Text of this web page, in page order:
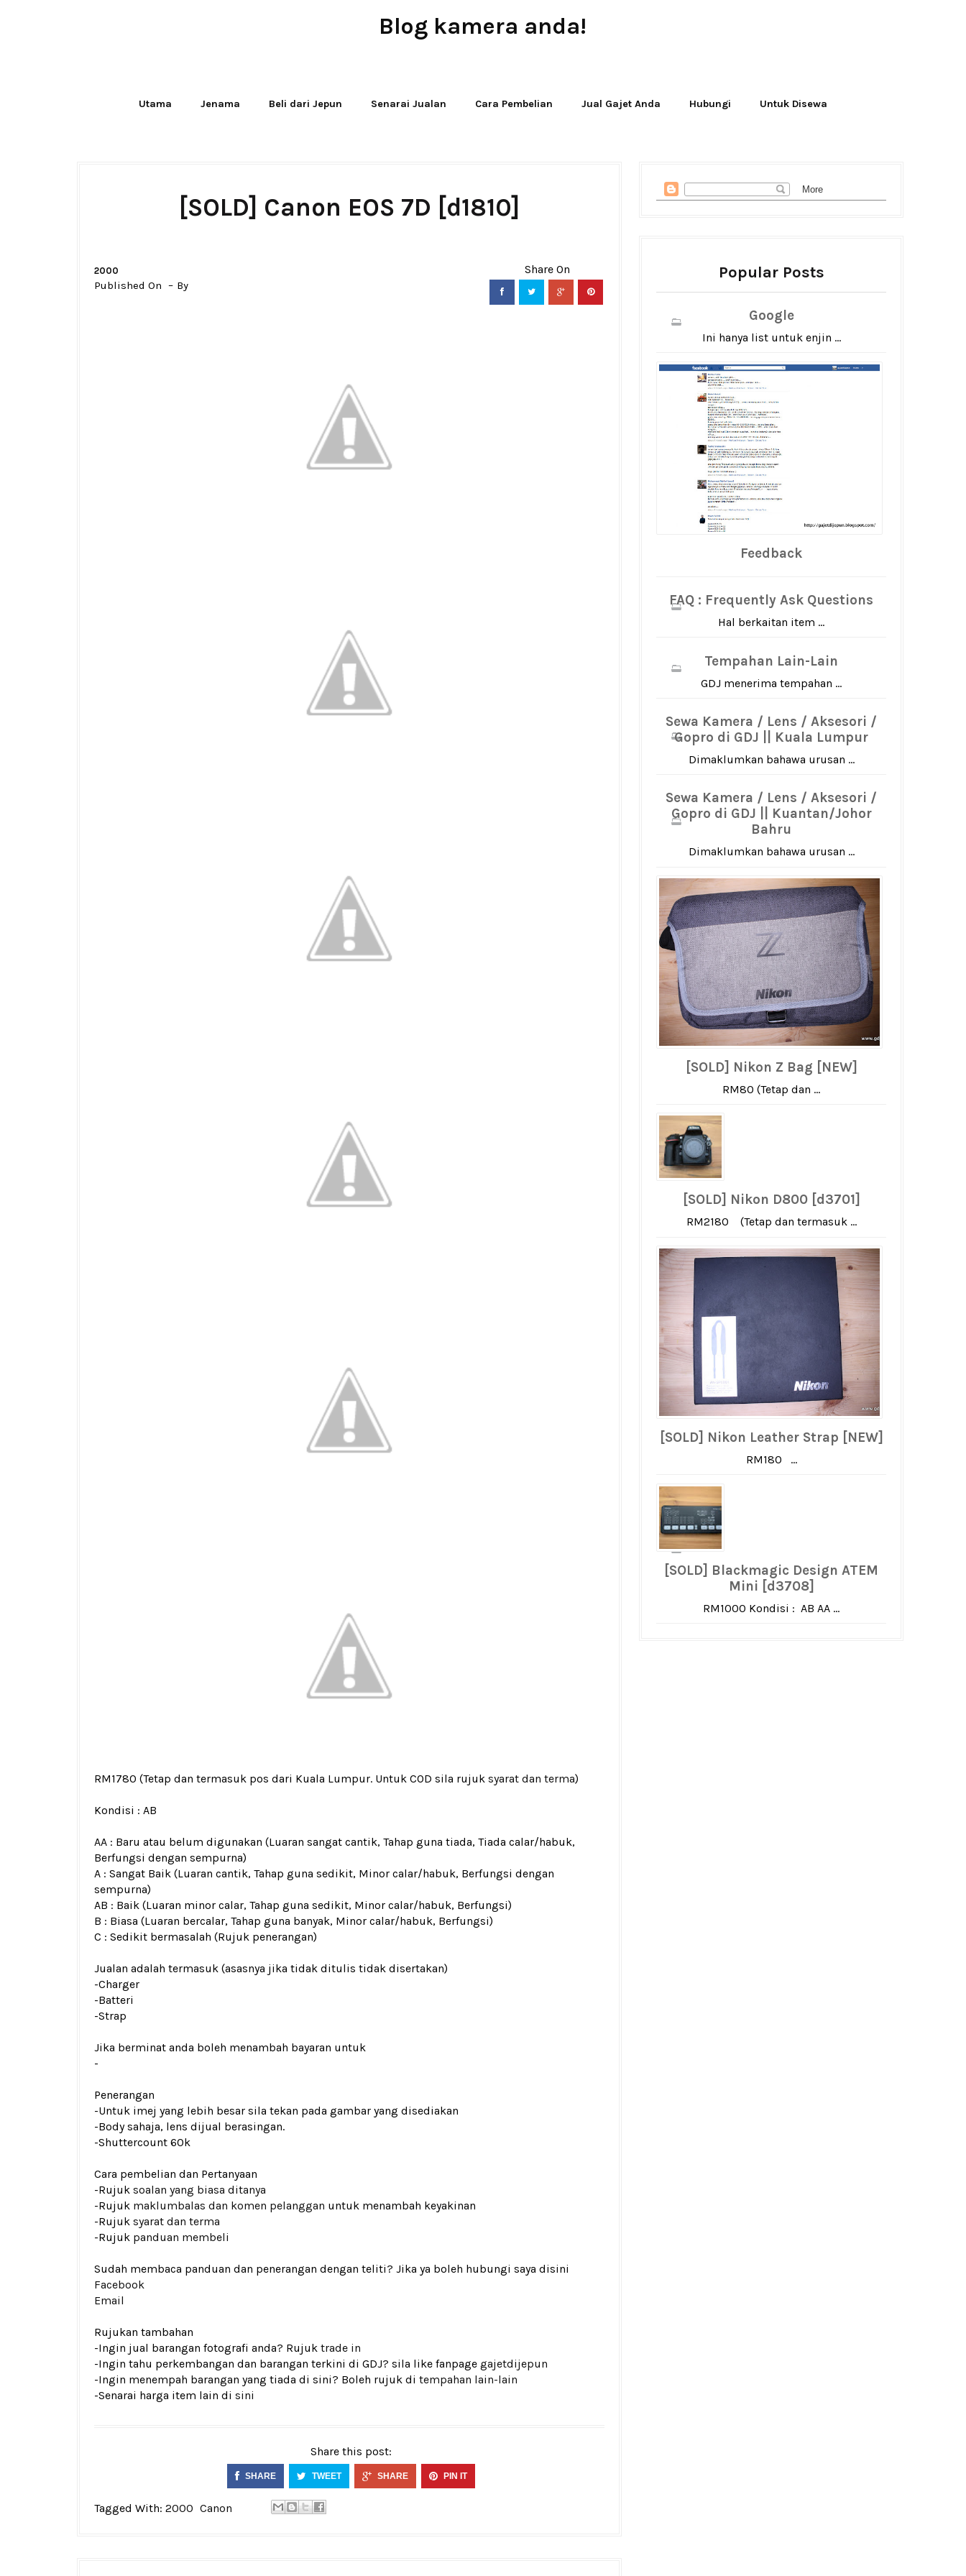
Blog kamera anda!
Utama Jenama Beli dari Jepun Senarai Jualan Cara Pembelian Jual Gajet Anda Hubungi Untuk Disewa
[SOLD] Canon EOS 7D [d1810]
2000
Published On By
RM1780 (Tetap dan termasuk pos dari Kuala Lumpur. Untuk COD sila rujuk syarat dan terma)
Kondisi : AB
AA : Baru atau belum digunakan (Luaran sangat cantik, Tahap guna tiada, Tiada calar/habuk,
Berfungsi dengan sempurna)
A : Sangat Baik (Luaran cantik, Tahap guna sedikit, Minor calar/habuk, Berfungsi dengan
sempurna)
AB : Baik (Luaran minor calar, Tahap guna sedikit, Minor calar/habuk, Berfungsi)
B : Biasa (Luaran bercalar, Tahap guna banyak, Minor calar/habuk, Berfungsi)
C : Sedikit bermasalah (Rujuk penerangan)
Jualan adalah termasuk (asasnya jika tidak ditulis tidak disertakan)
-Charger
-Batteri
-Strap
Jika berminat anda boleh menambah bayaran untuk
-
Penerangan
-Untuk imej yang lebih besar sila tekan pada gambar yang disediakan
-Body sahaja, lens dijual berasingan.
-Shuttercount 60k
Cara pembelian dan Pertanyaan
-Rujuk soalan yang biasa ditanya
-Rujuk maklumbalas dan komen pelanggan untuk menambah keyakinan
-Rujuk syarat dan terma
-Rujuk panduan membeli
Sudah membaca panduan dan penerangan dengan teliti? Jika ya boleh hubungi saya disini
Facebook
Email
Rujukan tambahan
-Ingin jual barangan fotografi anda? Rujuk trade in
-Ingin tahu perkembangan dan barangan terkini di GDJ? sila like fanpage gajetdijepun
-Ingin menempah barangan yang tiada di sini? Boleh rujuk di tempahan lain-lain
-Senarai harga item lain di sini
Share this post:
SHARE TWEET SHARE PIN IT
Tagged With: 2000 Canon
Popular Posts
Google
Ini hanya list untuk enjin ...
Feedback
FAQ : Frequently Ask Questions
Hal berkaitan item ...
Tempahan Lain-Lain
GDJ menerima tempahan ...
Sewa Kamera / Lens / Aksesori /
Gopro di GDJ || Kuala Lumpur
Dimaklumkan bahawa urusan ...
Sewa Kamera / Lens / Aksesori /
Gopro di GDJ || Kuantan/Johor
Bahru
Dimaklumkan bahawa urusan ...
[SOLD] Nikon Z Bag [NEW]
RM80 (Tetap dan ...
[SOLD] Nikon D800 [d3701]
RM2180 (Tetap dan termasuk ...
[SOLD] Nikon Leather Strap [NEW]
RM180 ...
[SOLD] Blackmagic Design ATEM
Mini [d3708]
RM1000 Kondisi : AB AA ...